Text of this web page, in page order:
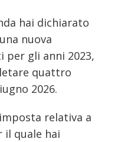
hai dichiarato
nuova
per gli anni 2023,
quattro
2026.
relativa a
il quale hai